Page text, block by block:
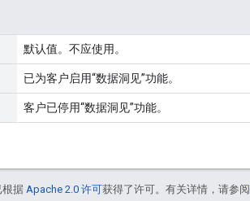
默认值。不应使用。
已为客户启用“数据洞见”功能。
客户已停用“数据洞见”功能。
根据 Apache 2.0 许可获得了许可。有关详情，请参阅